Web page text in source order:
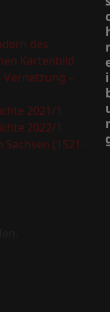
des
Kartenbild
Vernetzung –
2021/1
2022/1
(1521-
r
i